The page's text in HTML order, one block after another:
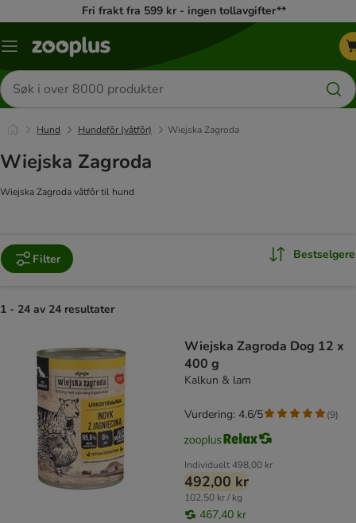
Fri frakt fra 599 kr - ingen tollavgifter**
Katalogmeny
Søk
etter
produkter
Hund Hundefôr (våtfôr) Wiejska Zagroda
Wiejska Zagroda
Wiejska Zagroda våtfôr til hund
Filter Bestselgere
1 - 24 av 24 resultater
Wiejska Zagroda Dog 12 x
400 g
Kalkun & lam
Individuelt498,00 kr
492,00 kr
102,50 kr / kg
467,40 kr
Vurdering: 4.6/5 (9)